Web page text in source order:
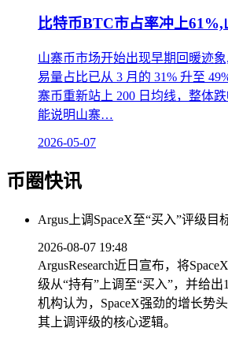
比特币BTC市占率冲上
山寨币市场开始出现早期回暖迹象
易量占比已从 3 月的 31% 升至
寨币重新站上 200 日均线，整体
能说明山寨…
2026-05-07
币圈快讯
Argus上调SpaceX至“买入”评级目
2026-08-07 19:48
ArgusResearch近日宣布，将
级从“持有”上调至“买入”，并给
机构认为，SpaceX强劲的增长势
其上调评级的核心逻辑。